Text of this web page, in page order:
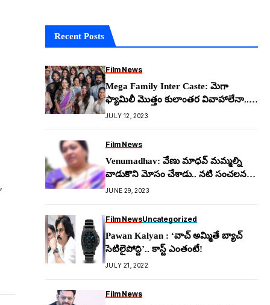
Recent Posts
Film News
Mega Family Inter Caste: మెగా
ఫ్యామిలీ మొత్తం కులాంతర వివాహాలేనా..
ఏకంగా ఇన్ని పెళ్లిళ్లా?
JULY 12, 2023
Film News
Venumadhav: వేణు మాధ‌వ్ మ‌మ్మ‌ల్ని
వాడుకొని మోసం చేశాడు.. న‌టి సంచ‌ల‌న
కామెంట్స్
JUNE 29, 2023
Film NewsUncategorized
Pawan Kalyan : ‘వాచ్ అమ్మితే బ్యాచ్
సెటిలైపోద్ది’.. కాస్ట్ ఎంతంటే!
JULY 21, 2022
Film News